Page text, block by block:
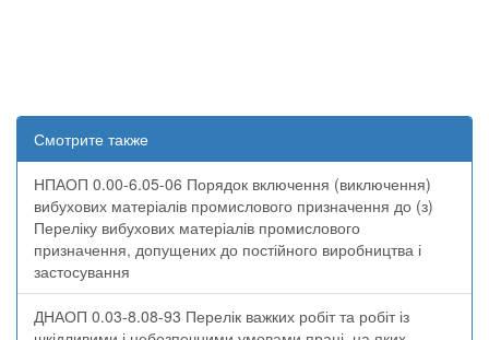
Смотрите также
НПАОП 0.00-6.05-06 Порядок включення (виключення)
вибухових матеріалів промислового призначення до (з)
Переліку вибухових матеріалів промислового
призначення, допущених до постійного виробництва і
застосування
ДНАОП 0.03-8.08-93 Перелік важких робіт та робіт із